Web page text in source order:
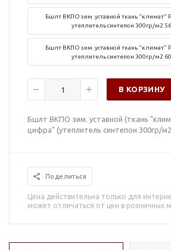
Бшлт ВКПО зим. уставной ткань
утеплитель синтепон 300гр/м2
Бшлт ВКПО зим. уставной ткань
утеплитель синтепон 300гр/м2
В КОРЗИНУ
Бшлт ВКПО зим. уставной (ткань
цифра" (утеплитель синтепон 300гр/
Поделиться
Цена действительна только для
может отличаться от цен в розничных